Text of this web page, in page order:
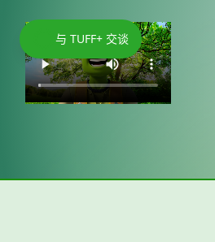
与 TUFF+ 交谈